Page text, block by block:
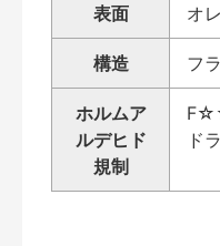
表面 オ
構造 フ
ホルムア
ルデヒド
規制
ド